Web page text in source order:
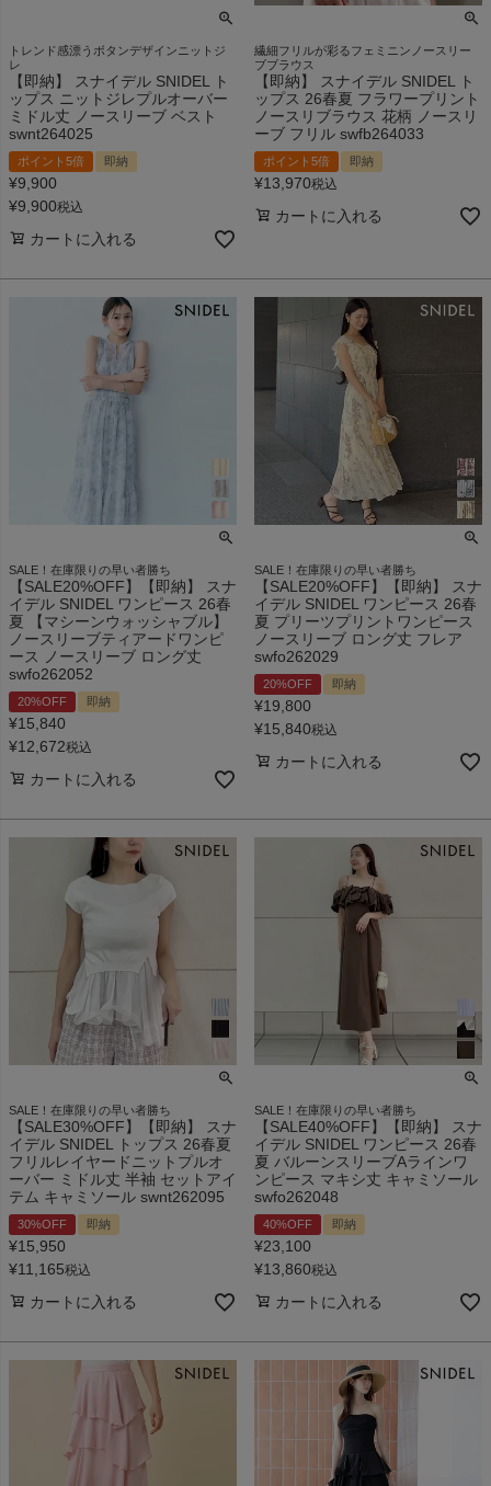
トレンド感漂うボタンデザインニットジ
レ
【即納】 スナイデル SNIDEL ト
ップス ニットジレプルオーバー
ミドル丈 ノースリーブ ベスト
swnt264025
ポイント5倍 即納
¥9,900
¥9,900税込
カートに入れる
繊細フリルが彩るフェミニンノースリー
ブブラウス
【即納】 スナイデル SNIDEL ト
ップス 26春夏 フラワープリント
ノースリブラウス 花柄 ノースリ
ーブ フリル swfb264033
ポイント5倍 即納
¥13,970税込
カートに入れる
SALE！在庫限りの早い者勝ち
【SALE20%OFF】【即納】 スナ
イデル SNIDEL ワンピース 26春
夏 【マシーンウォッシャブル】
ノースリーブティアードワンピ
ース ノースリーブ ロング丈
swfo262052
20%OFF 即納
¥15,840
¥12,672税込
カートに入れる
SALE！在庫限りの早い者勝ち
【SALE20%OFF】【即納】 スナ
イデル SNIDEL ワンピース 26春
夏 プリーツプリントワンピース
ノースリーブ ロング丈 フレア
swfo262029
20%OFF 即納
¥19,800
¥15,840税込
カートに入れる
SALE！在庫限りの早い者勝ち
【SALE30%OFF】【即納】 スナ
イデル SNIDEL トップス 26春夏
フリルレイヤードニットプルオ
ーバー ミドル丈 半袖 セットアイ
テム キャミソール swnt262095
30%OFF 即納
¥15,950
¥11,165税込
カートに入れる
SALE！在庫限りの早い者勝ち
【SALE40%OFF】【即納】 スナ
イデル SNIDEL ワンピース 26春
夏 バルーンスリーブAラインワ
ンピース マキシ丈 キャミソール
swfo262048
40%OFF 即納
¥23,100
¥13,860税込
カートに入れる